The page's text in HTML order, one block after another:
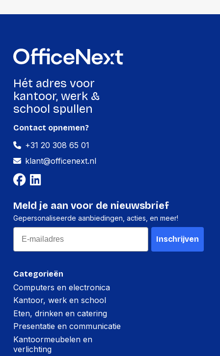
toepassingen. Upgrade je werkplek met
een webcam van OfficeNext en zorg voor
online communicatie.
Hét adres voor
kantoor, werk &
school spullen
Categorieën
Computers en electronica
Kantoor, werk en school
Eten, drinken en catering
Presentatie en communicatie
Kantoormeubelen en
verlichting
Contact opnemen?
+31 20 308 65 01
klant@officenext.nl
Meld je aan voor de nieuwsbrief
Gepersonaliseerde aanbiedingen, acties, en meer!
Email
Inschrijven